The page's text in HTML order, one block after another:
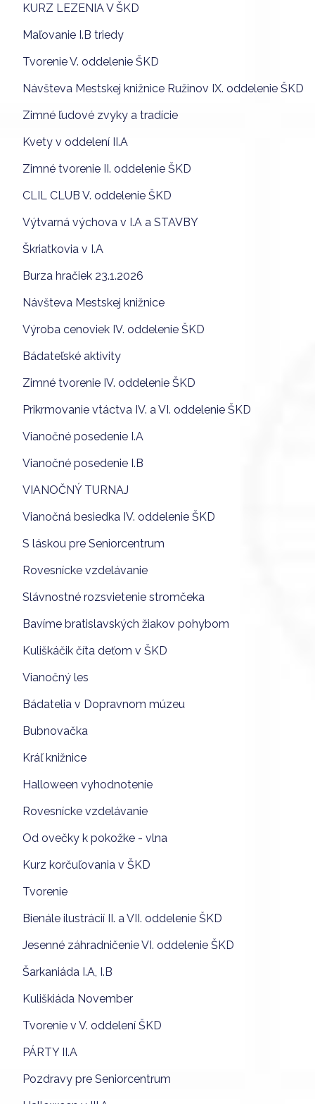
KURZ LEZENIA V ŠKD
Maľovanie I.B triedy
Tvorenie V. oddelenie ŠKD
Návšteva Mestskej knižnice Ružinov IX. oddelenie ŠKD
Zimné ľudové zvyky a tradície
Kvety v oddelení II.A
Zimné tvorenie II. oddelenie ŠKD
CLIL CLUB V. oddelenie ŠKD
Výtvarná výchova v I.A a STAVBY
Škriatkovia v I.A
Burza hračiek 23.1.2026
Návšteva Mestskej knižnice
Výroba cenoviek IV. oddelenie ŠKD
Bádateľské aktivity
Zimné tvorenie IV. oddelenie ŠKD
Prikrmovanie vtáctva IV. a VI. oddelenie ŠKD
Vianočné posedenie I.A
Vianočné posedenie I.B
VIANOČNÝ TURNAJ
Vianočná besiedka IV. oddelenie ŠKD
S láskou pre Seniorcentrum
Rovesnícke vzdelávanie
Slávnostné rozsvietenie stromčeka
Bavíme bratislavských žiakov pohybom
Kuliškáčik číta deťom v ŠKD
Vianočný les
Bádatelia v Dopravnom múzeu
Bubnovačka
Kráľ knižnice
Halloween vyhodnotenie
Rovesnícke vzdelávanie
Od ovečky k pokožke - vlna
Kurz korčuľovania v ŠKD
Tvorenie
Bienále ilustrácií II. a VII. oddelenie ŠKD
Jesenné záhradničenie VI. oddelenie ŠKD
Šarkaniáda I.A, I.B
Kuliškiáda November
Tvorenie v V. oddelení ŠKD
PÁRTY II.A
Pozdravy pre Seniorcentrum